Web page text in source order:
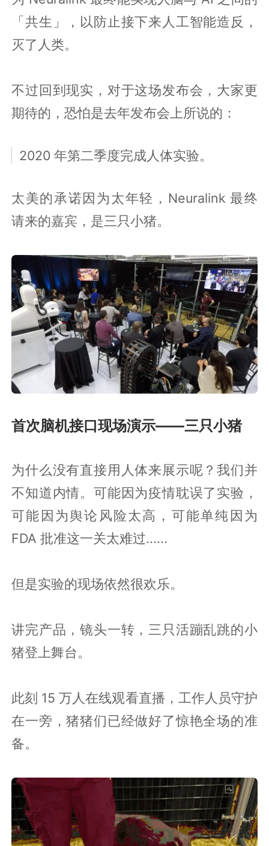
「共生」，以防止接下来人工智能造反，
灭了人类。
不过回到现实，对于这场发布会，大家更
期待的，恐怕是去年发布会上所说的：
2020 年第二季度完成人体实验。
太美的承诺因为太年轻，Neuralink 最终
请来的嘉宾，是三只小猪。
首次脑机接口现场演示——三只小猪
为什么没有直接用人体来展示呢？我们并
不知道内情。可能因为疫情耽误了实验，
可能因为舆论风险太高，可能单纯因为
FDA 批准这一关太难过......
但是实验的现场依然很欢乐。
讲完产品，镜头一转，三只活蹦乱跳的小
猪登上舞台。
此刻 15 万人在线观看直播，工作人员守护
在一旁，猪猪们已经做好了惊艳全场的准
备。